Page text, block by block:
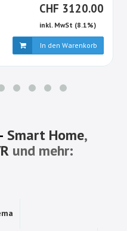
CHF CHF
3120.00
inkl. MwSt (8.1%)
In den Warenkorb
Smart Home,
und mehr: